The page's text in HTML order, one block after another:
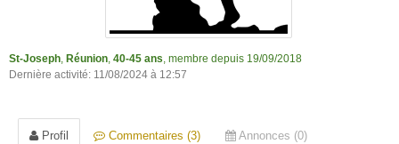
St-Joseph Réunion 40-45 ans , membre depuis 19/09/2018
Dernière activité: 11/08/2024 à 12:57
Profil Commentaires (3) Annonces (0)